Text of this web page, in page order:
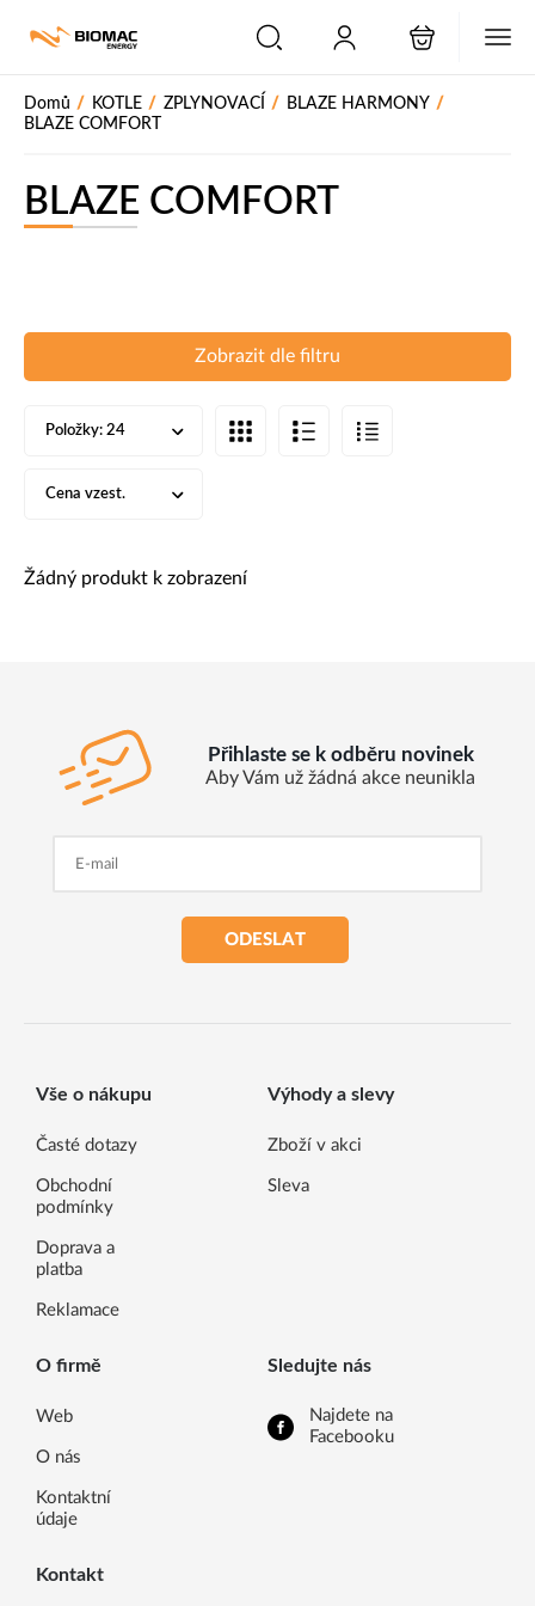
Domů / KOTLE / ZPLYNOVACÍ / BLAZE HARMONY /
BLAZE COMFORT
BLAZE COMFORT
Zobrazit dle filtru
Položky: 24
Cena vzest.
Žádný produkt k zobrazení
Přihlaste se k odběru novinek
Aby Vám už žádná akce neunikla
ODESLAT
Vše o nákupu
Časté dotazy
Obchodní
podmínky
Doprava a
platba
Reklamace
Výhody a slevy
Zboží v akci
Sleva
O firmě
Web
O nás
Kontaktní
údaje
Sledujte nás
Najdete na
Facebooku
Kontakt